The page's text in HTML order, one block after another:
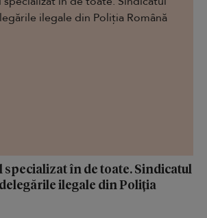
în de toate. Sindicatul
ilegale din Poliția